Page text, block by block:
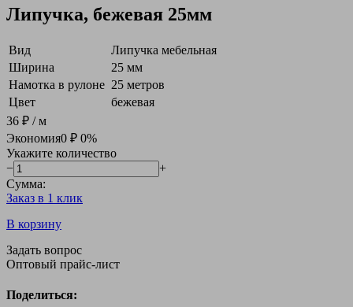
Липучка, бежевая 25мм
Вид
Липучка мебельная
Ширина
25 мм
Намотка в рулоне 25 метров
Цвет
бежевая
36 ₽ / м
Экономия0 ₽ 0%
Укажите количество
−
+
Сумма:
Заказ в 1 клик
В корзину
Задать вопрос
Оптовый прайс-лист
Поделиться: